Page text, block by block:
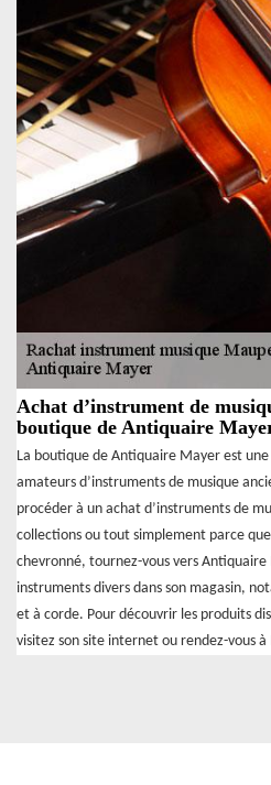
Achat d’instrument de
boutique de Antiquaire
La boutique de Antiquaire Mayer est
amateurs d’instruments de musique
procéder à un achat d’instruments de
collections ou tout simplement parce
chevronné, tournez-vous vers Antiquaire
instruments divers dans son magasin,
et à corde. Pour découvrir les produits
visitez son site internet ou rendez-vous